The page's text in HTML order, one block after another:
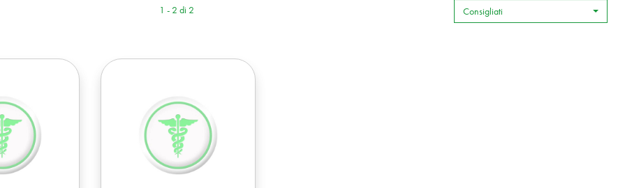
1 - 2 di 2 Consigliati